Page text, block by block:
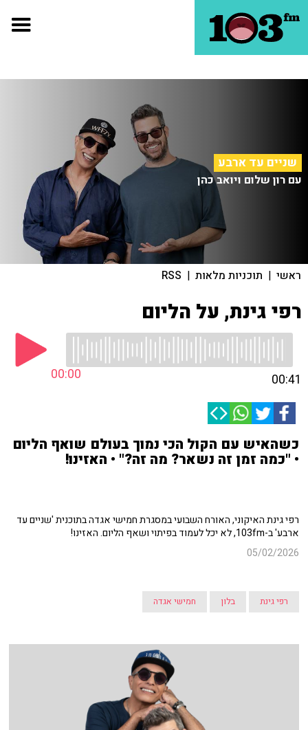
שניים עד ארבע
עם רון שלום ויואב כהן
ראשי | תוכניות מלאות |
RSS
רפי גינת, על הליום
00:00 00:41
כשהאיש עם הקול הכי נמוך בעולם שואף הליום
• "כמה זמן זה נשאר? מה זה?" • האזינו!
רפי גינת האיקוני, האורח השבועי במסגרת חמישי אגדה בתוכנית 'שניים עד
ארבע' ב-103fm, לא יכל לעמוד בפיתוי ושאף הליום. האזינו!
05/02/2026
רפי גינת בלון חמישי אגדה